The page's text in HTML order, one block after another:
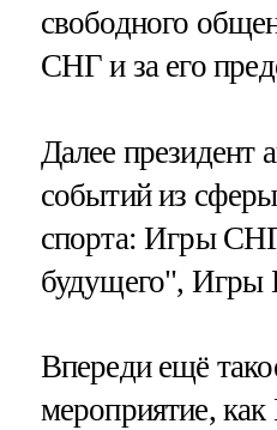
свободного
СНГ и за его
Далее президент
событий из
спорта: Игры
будущего",
Впереди ещё
мероприятие,